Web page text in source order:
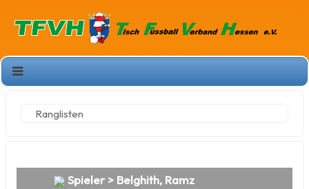
Ranglisten
Spieler > Belghith, Ramz